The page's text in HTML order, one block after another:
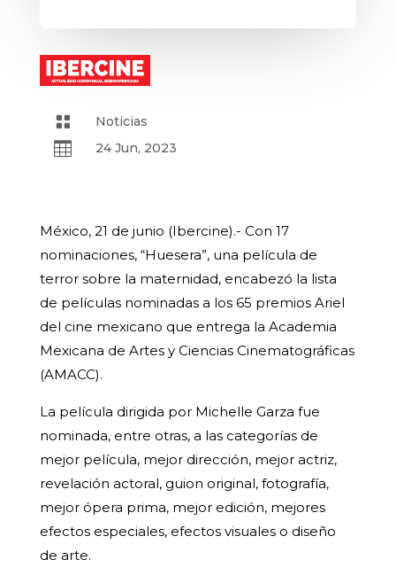
 Noticias
 24 Jun, 2023
México, 21 de junio (Ibercine).- Con 17
nominaciones, “Huesera”, una película de
terror sobre la maternidad, encabezó la lista
de películas nominadas a los 65 premios Ariel
del cine mexicano que entrega la Academia
Mexicana de Artes y Ciencias Cinematográficas
(AMACC).
La película dirigida por Michelle Garza fue
nominada, entre otras, a las categorías de
mejor película, mejor dirección, mejor actriz,
revelación actoral, guion original, fotografía,
mejor ópera prima, mejor edición, mejores
efectos especiales, efectos visuales o diseño
de arte.